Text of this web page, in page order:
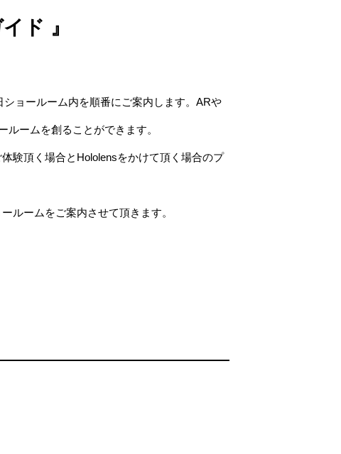
ド 』
ョールーム内を順番にご案内します。ARや
ルームを創ることができます。
験頂く場合とHololensをかけて頂く場合のプ
ルームをご案内させて頂きます。